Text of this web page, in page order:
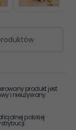
produkt jest
i nieużywany
polskiej